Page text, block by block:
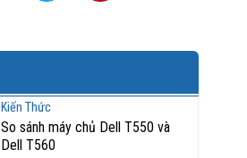
Kiến Thức
So sánh máy chủ Dell T550 và
Dell T560